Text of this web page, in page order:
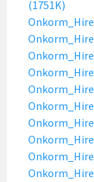
(1751K)